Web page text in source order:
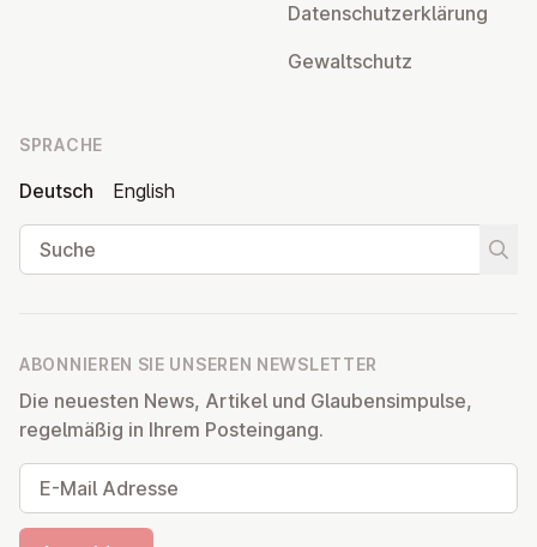
Da­ten­schutz­er­klä­rung
Ge­walt­schutz
SPRACHE
Deutsch
English
Suche
ABONNIEREN SIE UNSEREN NEWSLETTER
Die neuesten News, Artikel und Glaubensimpulse,
regelmäßig in Ihrem Posteingang.
E-Mail Adresse